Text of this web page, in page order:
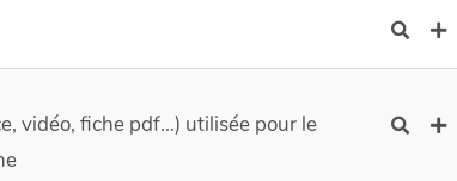
vidéo, fiche pdf...) utilisée pour le